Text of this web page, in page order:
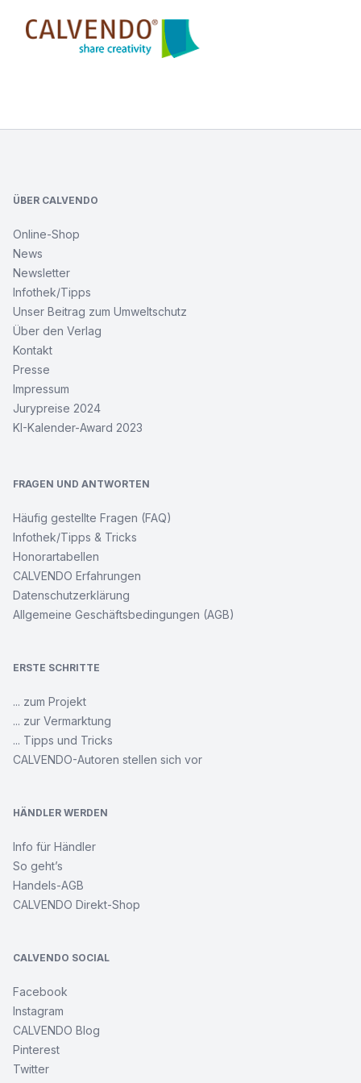
Calvendo
ÜBER CALVENDO
Online-Shop
News
Newsletter
Infothek/Tipps
Unser Beitrag zum Umweltschutz
Über den Verlag
Kontakt
Presse
Impressum
Jurypreise 2024
KI-Kalender-Award 2023
FRAGEN UND ANTWORTEN
Häufig gestellte Fragen (FAQ)
Infothek/Tipps & Tricks
Honorartabellen
CALVENDO Erfahrungen
Datenschutzerklärung
Allgemeine Geschäftsbedingungen (AGB)
ERSTE SCHRITTE
... zum Projekt
... zur Vermarktung
... Tipps und Tricks
CALVENDO-Autoren stellen sich vor
HÄNDLER WERDEN
Info für Händler
So geht’s
Handels-AGB
CALVENDO Direkt-Shop
CALVENDO SOCIAL
Facebook
Instagram
CALVENDO Blog
Pinterest
Twitter